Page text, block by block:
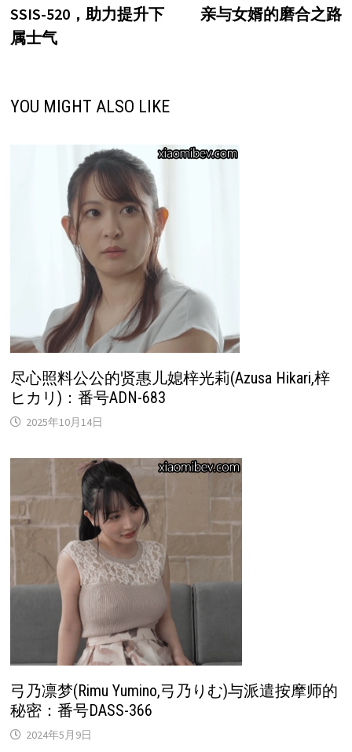
航
SSIS-520，助力提升下
属士气
亲与女婿的磨合之路
YOU MIGHT ALSO LIKE
尽心照料公公的贤惠儿媳梓光莉(Azusa Hikari,梓
ヒカリ)：番号ADN-683
2025年10月14日
弓乃凛梦(Rimu Yumino,弓乃りむ)与派遣按摩师的
秘密：番号DASS-366
2024年5月9日